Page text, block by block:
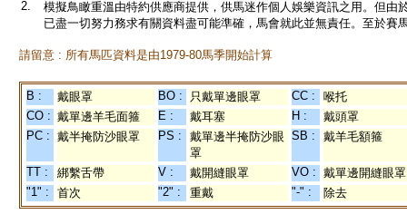
2.
模擬鳥瞰重溫由特約供應商提供，供馬迷作個人娛樂資訊之用。但
已盡一切努力務求有關資料盡可能準確，馬會就此並無責任。至於賽
請留意 : 所有馬匹資料是由1979-80馬季開始計算
B : 戴眼罩 BO : 只戴單邊眼罩 CC :
喉托
CO : 戴單邊羊毛面箍 E : 戴耳塞 H :
戴頭罩
PC : 戴半掩防沙眼罩 PS :
戴單邊半掩防沙眼
罩
SB : 戴羊毛額箍
TT : 綁繫舌帶 V : 戴開縫眼罩 VO : 戴單邊開縫眼罩
"1" :
首次 "2" : 重戴 "-" : 除去